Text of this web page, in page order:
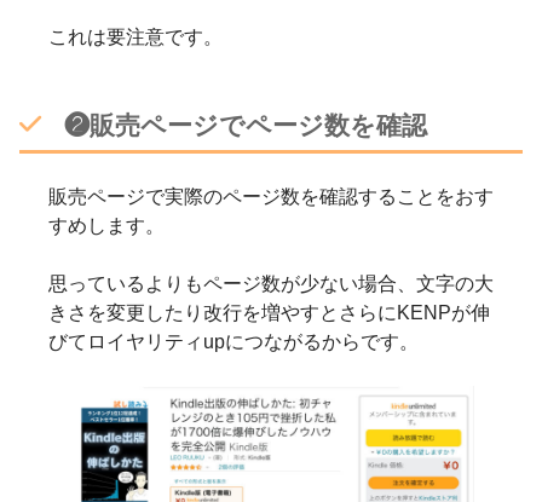
これは要注意です。
❷販売ページでページ数を確認
販売ページで実際のページ数を確認することをおす
すめします。
思っているよりもページ数が少ない場合、文字の大
きさを変更したり改行を増やすとさらにKENPが伸
びてロイヤリティupにつながるからです。